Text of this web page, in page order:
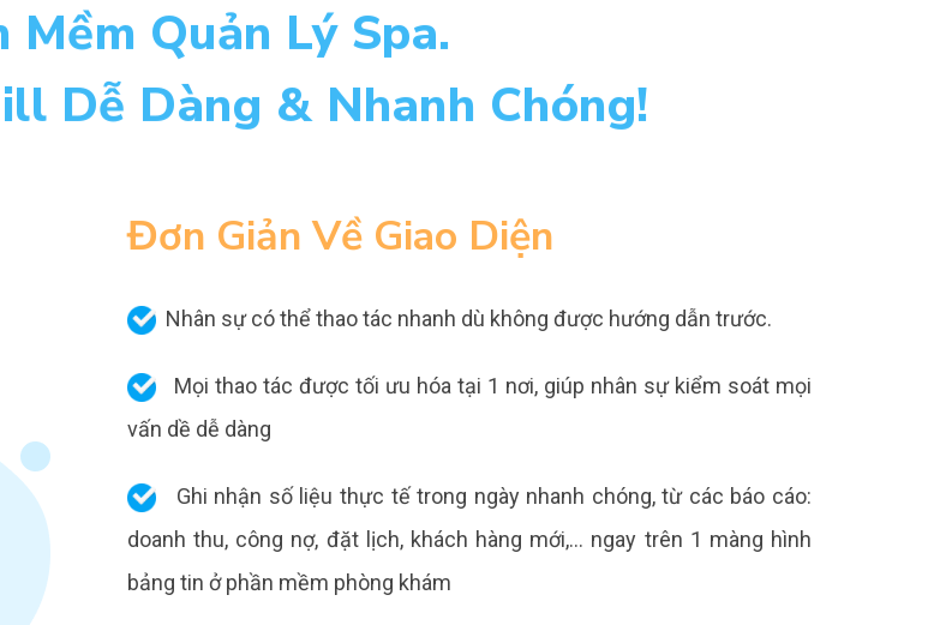
Mềm Quản Lý Spa.
Dễ Dàng & Nhanh Chóng!
Đơn Giản Về Giao Diện
Nhân sự có thể thao tác nhanh dù không được hướng dẫn trước.
Mọi thao tác được tối ưu hóa tại 1 nơi, giúp nhân sự kiểm soát mọi
vấn dề dễ dàng
Ghi nhận số liệu thực tế trong ngày nhanh chóng, từ các báo cáo:
doanh thu, công nợ, đặt lịch, khách hàng mới,… ngay trên 1 màng hình
bảng tin ở phần mềm phòng khám